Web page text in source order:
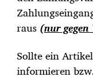
raus (nur
Sollte ein
informieren